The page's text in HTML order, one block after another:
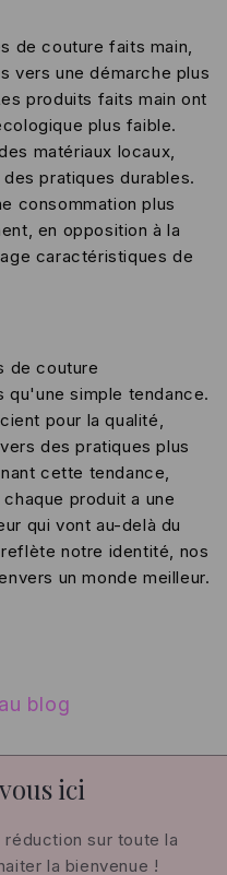
de couture faits main,
vers une démarche plus
produits faits main ont
plus faible.
matériaux locaux,
pratiques durables.
consommation plus
en opposition à la
caractéristiques de
de couture
qu'une simple tendance.
pour la qualité,
des pratiques plus
cette tendance,
produit a une
qui vont au-delà du
notre identité, nos
un monde meilleur.
blog
ici
sur toute la
la bienvenue !